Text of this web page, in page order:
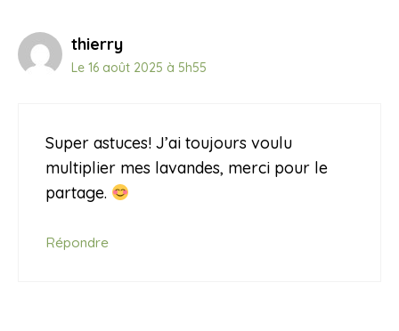
thierry
Le 16 août 2025 à 5h55
Super astuces! J’ai toujours voulu
multiplier mes lavandes, merci pour le
partage.
Répondre